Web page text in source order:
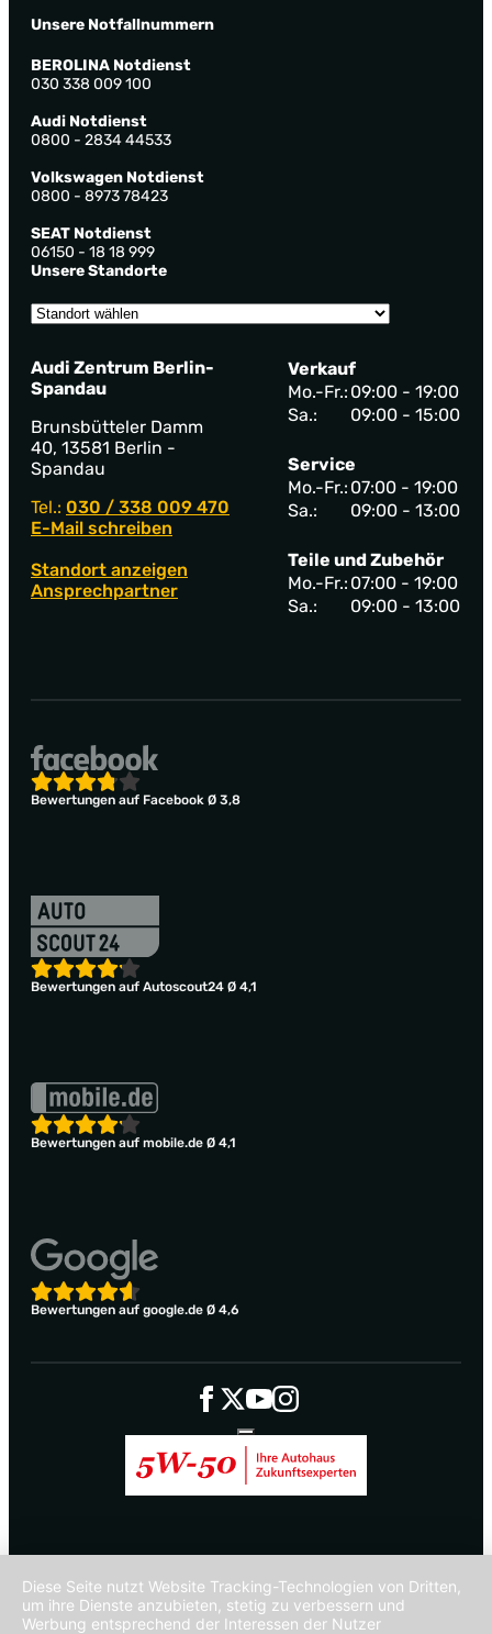
Unsere Notfallnummern
BEROLINA Notdienst
030 338 009 100
Audi Notdienst
0800 - 2834 44533
Volkswagen Notdienst
0800 - 8973 78423
SEAT Notdienst
06150 - 18 18 999
Unsere Standorte
Audi Zentrum Berlin-
Spandau
Brunsbütteler Damm
40, 13581 Berlin -
Spandau
Tel.: 030 / 338 009 470
E-Mail schreiben
Standort anzeigen
Ansprechpartner
Verkauf
Mo.-Fr.: 09:00 - 19:00
Sa.:
09:00 - 15:00
Service
Mo.-Fr.: 07:00 - 19:00
Sa.:
09:00 - 13:00
Teile und Zubehör
Mo.-Fr.: 07:00 - 19:00
Sa.:
09:00 - 13:00
Bewertungen auf Facebook Ø 3,8
Bewertungen auf Autoscout24 Ø 4,1
Bewertungen auf mobile.de Ø 4,1
Bewertungen auf google.de Ø 4,6
Diese Seite nutzt Website Tracking-Technologien von Dritten,
um ihre Dienste anzubieten, stetig zu verbessern und
Werbung entsprechend der Interessen der Nutzer